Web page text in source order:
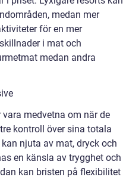
medan mer
för en mer
i mat och
medan andra
medvetna om när de
kontroll över sina totala
njuta av mat, dryck och
en känsla av trygghet och
kan bristen på flexibilitet